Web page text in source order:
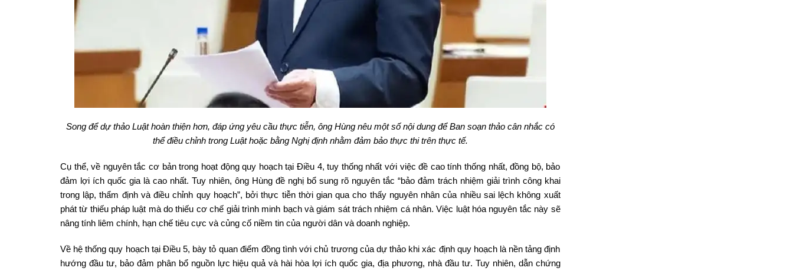
Song để dự thảo Luật hoàn thiện hơn, đáp ứng yêu cầu thực tiễn, ông Hùng nêu một số nội dung để Ban soạn thảo cân nhắc có
thể điều chỉnh trong Luật hoặc bằng Nghị định nhằm đảm bảo thực thi trên thực tế.
Cụ thể, về nguyên tắc cơ bản trong hoạt động quy hoạch tại Điều 4, tuy thống nhất với việc đề cao tính thống nhất, đồng bộ, bảo
đảm lợi ích quốc gia là cao nhất. Tuy nhiên, ông Hùng đề nghị bổ sung rõ nguyên tắc “bảo đảm trách nhiệm giải trình công khai
trong lập, thẩm định và điều chỉnh quy hoạch”, bởi thực tiễn thời gian qua cho thấy nguyên nhân của nhiều sai lệch không xuất
phát từ thiếu pháp luật mà do thiếu cơ chế giải trình minh bạch và giám sát trách nhiệm cá nhân. Việc luật hóa nguyên tắc này sẽ
nâng tính liêm chính, hạn chế tiêu cực và củng cố niềm tin của người dân và doanh nghiệp.
Về hệ thống quy hoạch tại Điều 5, bày tỏ quan điểm đồng tình với chủ trương của dự thảo khi xác định quy hoạch là nền tảng định
hướng đầu tư, bảo đảm phân bổ nguồn lực hiệu quả và hài hòa lợi ích quốc gia, địa phương, nhà đầu tư. Tuy nhiên, dẫn chứng